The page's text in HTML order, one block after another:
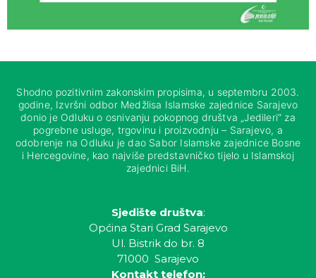
Shodno pozitivnim zakonskim propisima, u septembru 2003.
godine, Izvršni odbor Medžlisa Islamske zajednice Sarajevo
donio je Odluku o osnivanju pokopnog društva „Jedileri“ za
pogrebne usluge, trgovinu i proizvodnju – Sarajevo, a
odobrenje na Odluku je dao Sabor Islamske zajednice Bosne
i Hercegovine, kao najviše predstavničko tijelo u Islamskoj
zajednici BiH.
Sjedište društva:
Općina Stari Grad Sarajevo
Ul. Bistrik do br. 8
71000 Sarajevo
Kontakt telefon: